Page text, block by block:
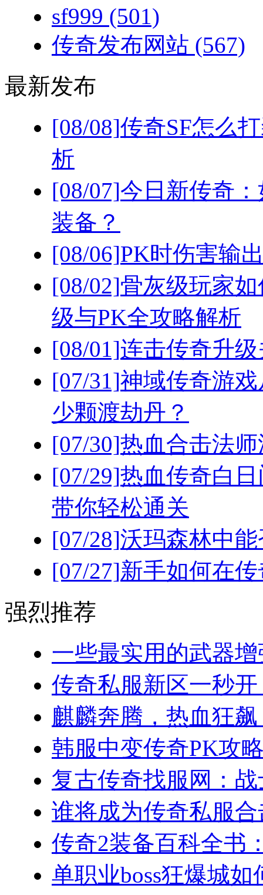
sf999 (501)
传奇发布网站 (567)
最新发布
[08/08]传奇SF怎么
析
[08/07]今日新传奇
装备？
[08/06]PK时伤害输
[08/02]骨灰级玩家
级与PK全攻略解析
[08/01]连击传奇升
[07/31]神域传奇游
少颗渡劫丹？
[07/30]热血合击法
[07/29]热血传奇白
带你轻松通关
[07/28]沃玛森林中
[07/27]新手如何在
强烈推荐
一些最实用的武器
传奇私服新区一秒开
麒麟奔腾，热血狂
韩服中变传奇PK攻
复古传奇找服网：
谁将成为传奇私服
传奇2装备百科全书
单职业boss狂爆城